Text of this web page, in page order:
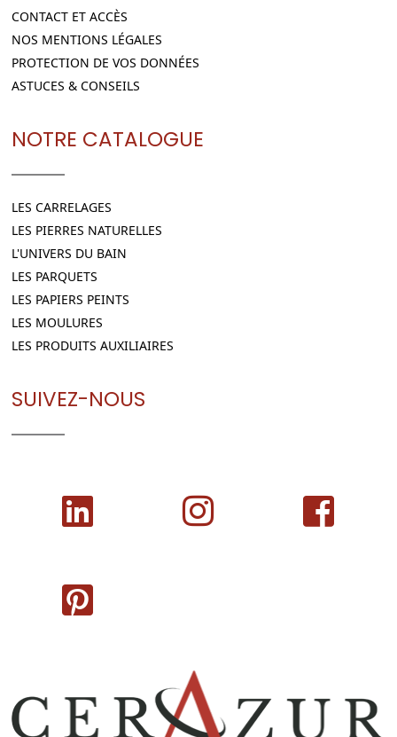
CONTACT ET ACCÈS
NOS MENTIONS LÉGALES
PROTECTION DE VOS DONNÉES
ASTUCES & CONSEILS
NOTRE CATALOGUE
LES CARRELAGES
LES PIERRES NATURELLES
L'UNIVERS DU BAIN
LES PARQUETS
LES PAPIERS PEINTS
LES MOULURES
LES PRODUITS AUXILIAIRES
SUIVEZ-NOUS